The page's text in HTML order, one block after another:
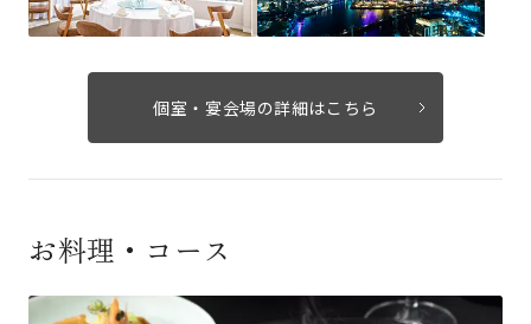
個室・宴会場の詳細はこちら
お料理・コース